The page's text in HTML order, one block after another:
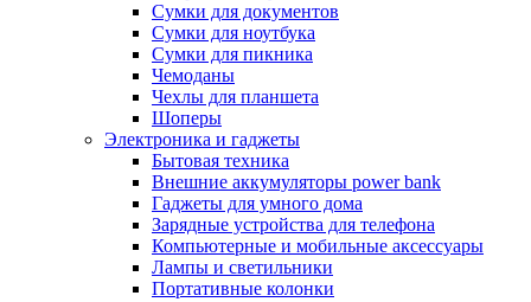
Сумки для документов
Сумки для ноутбука
Сумки для пикника
Чемоданы
Чехлы для планшета
Шоперы
Электроника и гаджеты
Бытовая техника
Внешние аккумуляторы power bank
Гаджеты для умного дома
Зарядные устройства для телефона
Компьютерные и мобильные аксессуары
Лампы и светильники
Портативные колонки